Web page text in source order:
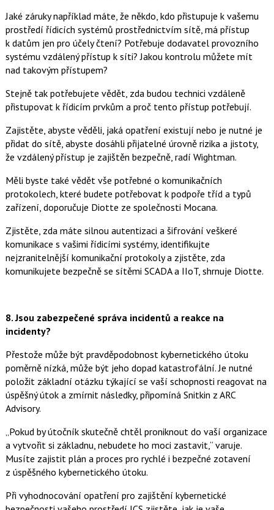
Jaké záruky například máte, že někdo, kdo přistupuje k vašemu
prostředí řídicích systémů prostřednictvím sítě, má přístup
k datům jen pro účely čtení? Potřebuje dodavatel provozního
systému vzdálený přístup k síti? Jakou kontrolu můžete mít
nad takovým přístupem?
Stejně tak potřebujete vědět, zda budou technici vzdáleně
přistupovat k řídicím prvkům a proč tento přístup potřebují.
Zajistěte, abyste věděli, jaká opatření existují nebo je nutné je
přidat do sítě, abyste dosáhli přijatelné úrovně rizika a jistoty,
že vzdálený přístup je zajištěn bezpečně, radí Wightman.
Měli byste také vědět vše potřebné o komunikačních
protokolech, které budete potřebovat k podpoře tříd a typů
zařízení, doporučuje Diotte ze společnosti Mocana.
Zjistěte, zda máte silnou autentizaci a šifrování veškeré
komunikace s vašimi řídicími systémy, identifikujte
nejzranitelnější komunikační protokoly a zjistěte, zda
komunikujete bezpečně se sítěmi SCADA a IIoT, shrnuje Diotte.
8.Jsou zabezpečené správa incidentů a reakce na
incidenty?
Přestože může být pravděpodobnost kybernetického útoku
poměrně nízká, může být jeho dopad katastrofální. Je nutné
položit základní otázku týkající se vaší schopnosti reagovat na
úspěšný útok a zmírnit následky, připomíná Snitkin z ARC
Advisory.
„Pokud by útočník skutečně chtěl proniknout do vaší organizace
a vytvořit si základnu, nebudete ho moci zastavit,“ varuje.
Musíte zajistit plán a proces pro rychlé i bezpečné zotavení
z úspěšného kybernetického útoku.
Při vyhodnocování opatření pro zajištění kybernetické